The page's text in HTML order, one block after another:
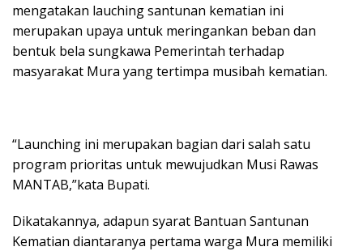
mengatakan lauching santunan kematian ini
merupakan upaya untuk meringankan beban dan
bentuk bela sungkawa Pemerintah terhadap
masyarakat Mura yang tertimpa musibah kematian.
“Launching ini merupakan bagian dari salah satu
program prioritas untuk mewujudkan Musi Rawas
MANTAB,”kata Bupati.
Dikatakannya, adapun syarat Bantuan Santunan
Kematian diantaranya pertama warga Mura memiliki